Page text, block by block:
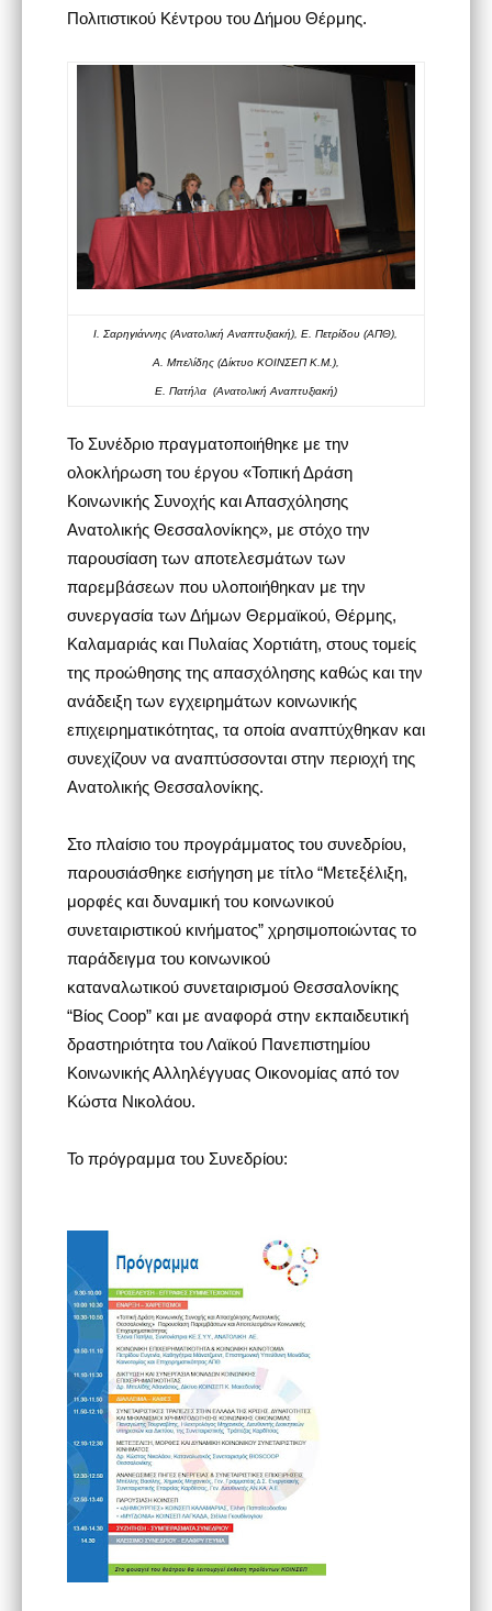
Πολιτιστικού Κέντρου του Δήμου Θέρμης.
Ι. Σαρηγιάννης (Ανατολική Αναπτυξιακή), Ε. Πετρίδου (ΑΠΘ),
Α. Μπελίδης (Δίκτυο ΚΟΙΝΣΕΠ Κ.Μ.),
Ε. Πατήλα (Ανατολική Αναπτυξιακή)
Το Συνέδριο πραγματοποιήθηκε με την
ολοκλήρωση του έργου «Τοπική Δράση
Κοινωνικής Συνοχής και Απασχόλησης
Ανατολικής Θεσσαλονίκης», με στόχο την
παρουσίαση των αποτελεσμάτων των
παρεμβάσεων που υλοποιήθηκαν με την
συνεργασία των Δήμων Θερμαϊκού, Θέρμης,
Καλαμαριάς και Πυλαίας Χορτιάτη, στους τομείς
της προώθησης της απασχόλησης καθώς και την
ανάδειξη των εγχειρημάτων κοινωνικής
επιχειρηματικότητας, τα οποία αναπτύχθηκαν και
συνεχίζουν να αναπτύσσονται στην περιοχή της
Ανατολικής Θεσσαλονίκης.
Στο πλαίσιο του προγράμματος του συνεδρίου,
παρουσιάσθηκε εισήγηση με τίτλο “Μετεξέλιξη,
μορφές και δυναμική του κοινωνικού
συνεταιριστικού κινήματος” χρησιμοποιώντας το
παράδειγμα του κοινωνικού
καταναλωτικού συνεταιρισμού Θεσσαλονίκης
“Βίος Coop” και με αναφορά στην εκπαιδευτική
δραστηριότητα του Λαϊκού Πανεπιστημίου
Κοινωνικής Αλληλέγγυας Οικονομίας από τον
Κώστα Νικολάου.
Το πρόγραμμα του Συνεδρίου: